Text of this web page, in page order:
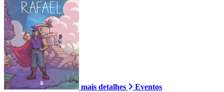
mais detalhes
Eventos